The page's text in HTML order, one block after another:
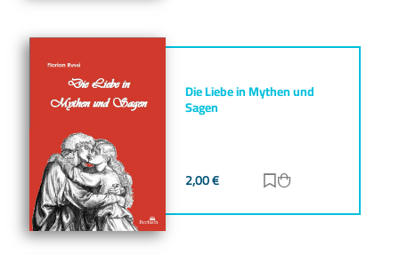
Die Liebe in Mythen und
Sagen
2,00€ Zur Merkliste